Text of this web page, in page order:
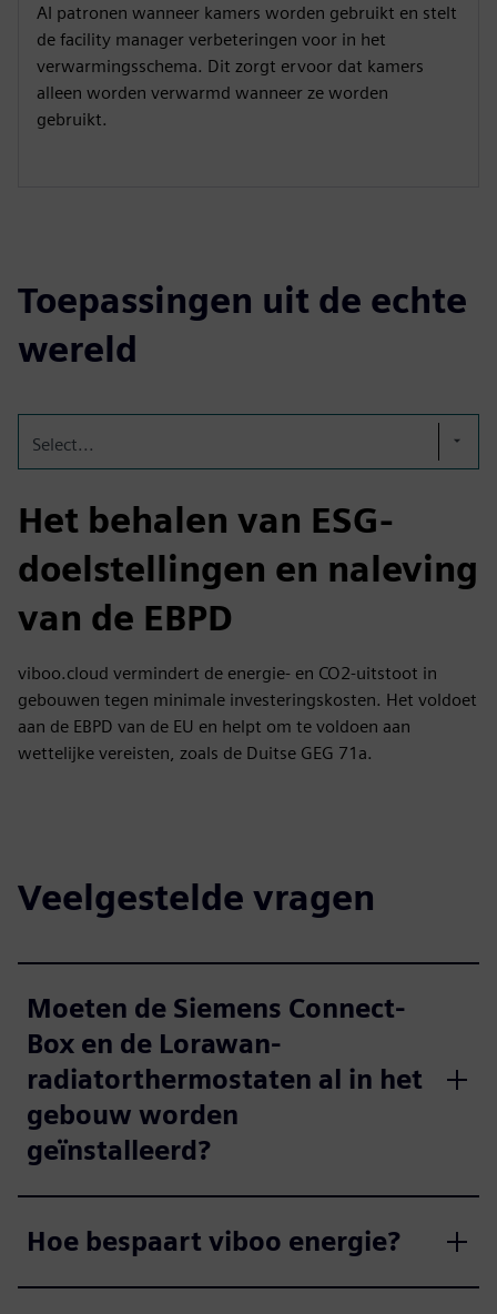
AI patronen wanneer kamers worden gebruikt en stelt
de facility manager verbeteringen voor in het
verwarmingsschema. Dit zorgt ervoor dat kamers
alleen worden verwarmd wanneer ze worden
gebruikt.
Toepassingen uit de echte
wereld
Select...
Het behalen van ESG-
doelstellingen en naleving
van de EBPD
viboo.cloud vermindert de energie- en CO2-uitstoot in
gebouwen tegen minimale investeringskosten. Het voldoet
aan de EBPD van de EU en helpt om te voldoen aan
wettelijke vereisten, zoals de Duitse GEG 71a.
Veelgestelde vragen
Moeten de Siemens Connect-
Box en de Lorawan-
radiatorthermostaten al in het
gebouw worden
geïnstalleerd?
Hoe bespaart viboo energie?